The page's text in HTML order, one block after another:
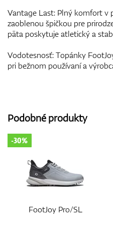
Vantage Last: Plný komfort v
zaoblenou špičkou pre
päta poskytuje atletický a
Vodotesnosť: Topánky
pri bežnom používaní a
Podobné produkty
FootJoy Fuel Wide
-35%